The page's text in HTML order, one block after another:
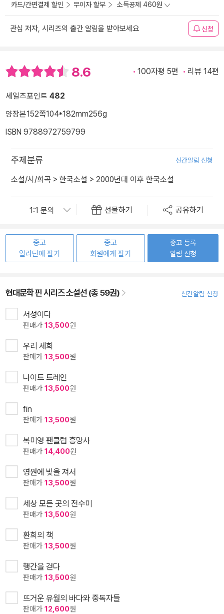
카드/간편결제 할인 무이자 할부 소득공제 460원
관심 저자, 시리즈의 출간 알림을 받아보세요 신청
8.6 100자평 5편 리뷰 14편
세일즈포인트 482
양장본152쪽104*182mm256g
ISBN 9788972759799
주제분류 신간알림 신청
소설/시/희곡 > 한국소설 > 2000년대 이후 한국소설
선물하기 공유하기
중고
알라딘에 팔기
중고
회원에게 팔기
중고 등록
알림 신청
현대문학 핀 시리즈 소설선 (총 59권) 신간알림 신청
서성이다
판매가 13,500원
우리 세희
판매가 13,500원
나이트 트레인
판매가 13,500원
fin
판매가 13,500원
복미영 팬클럽 흥망사
판매가 14,400원
영원에 빚을 져서
판매가 13,500원
세상 모든 곳의 전수미
판매가 13,500원
환희의 책
판매가 13,500원
행간을 걷다
판매가 13,500원
뜨거운 유월의 바다와 중독자들
판매가 12,600원